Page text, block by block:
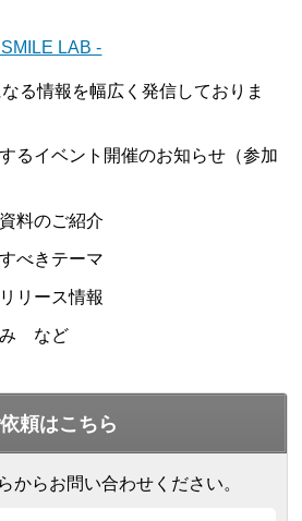
LAB -
る情報を幅広く発信しておりま
るイベント開催のお知らせ（参加
料のご紹介
べきテーマ
リース情報
み など
頼はこちら
からお問い合わせください。